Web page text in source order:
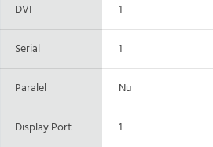
DVI 1
Serial 1
Paralel Nu
Display Port 1